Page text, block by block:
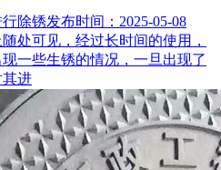
除锈发布时间：2025-05-08
处可见，经过长时间的使用，
一些生锈的情况，一旦出现了
进